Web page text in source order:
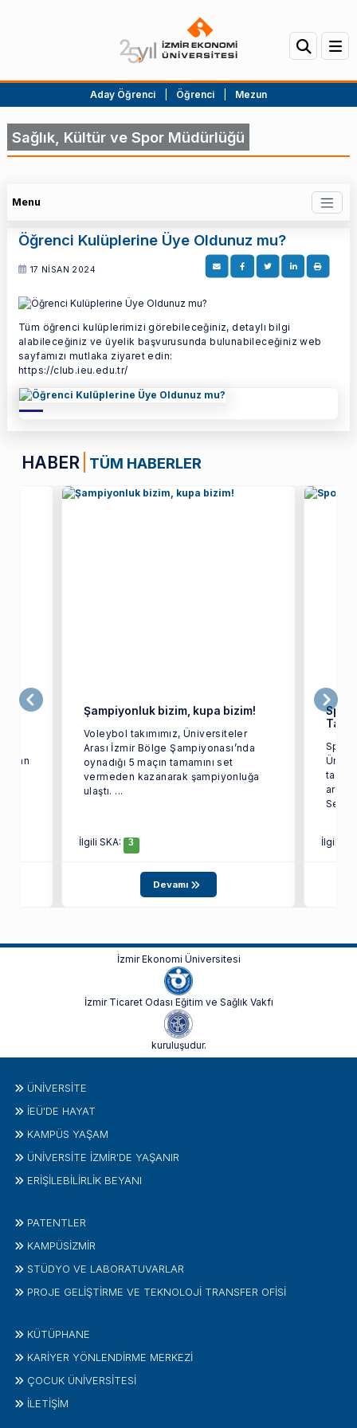
Aday Öğrenci Öğrenci Mezun
Sağlık, Kültür ve Spor Müdürlüğü
Öğrenci Kulüplerine Üye Oldunuz mu?
17 NİSAN 2024
Tüm öğrenci kulüplerimizi görebileceğiniz, detaylı bilgi
alabileceğiniz ve üyelik başvurusunda bulunabileceğiniz web
sayfamızı mutlaka ziyaret edin:
https://club.ieu.edu.tr/
Menu
HABER TÜM HABERLER
Şampiyonluk bizim, kupa bizim!
Voleybol takımımız, Üniversiteler
Arası İzmir Bölge Şampiyonası’nda
oynadığı 5 maçın tamamını set
vermeden kazanarak şampiyonluğa
ulaştı. ...
İlgili SKA: 3
Devamı
Spor
Spor
İlgili
İzmir Ekonomi Üniversitesi
İzmir Ticaret Odası Eğitim ve Sağlık Vakfı
kuruluşudur.
ÜNIVERSITE
İEÜ'DE HAYAT
KAMPÜS YAŞAM
ÜNİVERSİTE İZMİR'DE YAŞANIR
ERİŞİLEBİLİRLİK BEYANI
PATENTLER
KAMPÜSİZMIR
STÜDYO VE LABORATUVARLAR
PROJE GELIŞTIRME VE TEKNOLOJI TRANSFER OFISI
KÜTÜPHANE
KARİYER YÖNLENDİRME MERKEZİ
ÇOCUK ÜNIVERSITESI
İLETIŞIM